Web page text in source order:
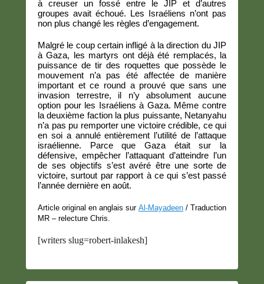
à creuser un fossé entre le JIP et d’autres
groupes avait échoué. Les Israéliens n’ont pas
non plus changé les règles d’engagement.
Malgré le coup certain infligé à la direction du JIP
à Gaza, les martyrs ont déjà été remplacés, la
puissance de tir des roquettes que possède le
mouvement n’a pas été affectée de manière
important et ce round a prouvé que sans une
invasion terrestre, il n’y absolument aucune
option pour les Israéliens à Gaza. Même contre
la deuxième faction la plus puissante, Netanyahu
n’a pas pu remporter une victoire crédible, ce qui
en soi a annulé entièrement l’utilité de l’attaque
israélienne. Parce que Gaza était sur la
défensive, empêcher l’attaquant d’atteindre l’un
de ses objectifs s’est avéré être une sorte de
victoire, surtout par rapport à ce qui s’est passé
l’année dernière en août.
Article original en anglais sur Al-Mayadeen / Traduction
MR – relecture Chris.
[writers slug=robert-inlakesh]